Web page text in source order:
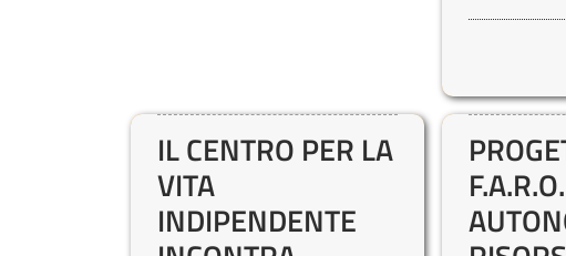
IL CENTRO PER LA
VITA
INDIPENDENTE